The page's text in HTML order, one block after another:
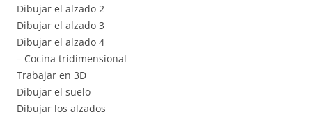
Dibujar el alzado 2
Dibujar el alzado 3
Dibujar el alzado 4
– Cocina tridimensional
Trabajar en 3D
Dibujar el suelo
Dibujar los alzados